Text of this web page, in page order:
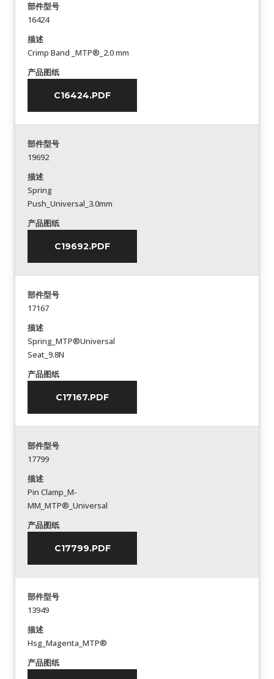
部件型号
16424
描述
Crimp Band _MTP®_2.0 mm
产品图纸
C16424.PDF
部件型号
19692
描述
Spring
Push_Universal_3.0mm
产品图纸
C19692.PDF
部件型号
17167
描述
Spring_MTP®Universal
Seat_9.8N
产品图纸
C17167.PDF
部件型号
17799
描述
Pin Clamp_M-
MM_MTP®_Universal
产品图纸
C17799.PDF
部件型号
13949
描述
Hsg_Magenta_MTP®
产品图纸